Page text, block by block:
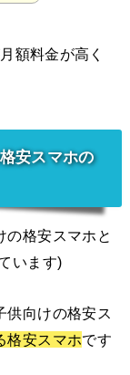
額料金が高く
安スマホの
の格安スマホと
います)
供向けの格安ス
格安スマホです